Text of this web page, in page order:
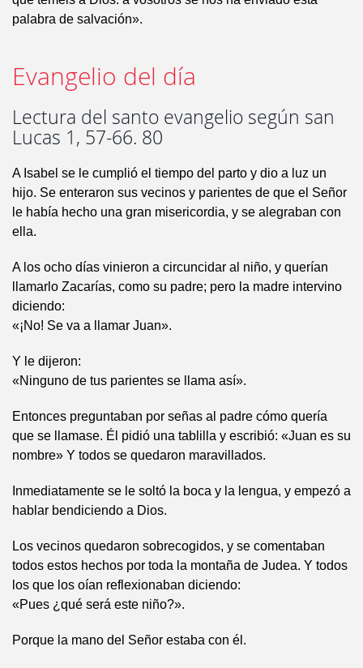
palabra de salvación».
Evangelio del día
Lectura del santo evangelio según san
Lucas 1, 57-66. 80
A Isabel se le cumplió el tiempo del parto y dio a luz un
hijo. Se enteraron sus vecinos y parientes de que el Señor
le había hecho una gran misericordia, y se alegraban con
ella.
A los ocho días vinieron a circuncidar al niño, y querían
llamarlo Zacarías, como su padre; pero la madre intervino
diciendo:
«¡No! Se va a llamar Juan».
Y le dijeron:
«Ninguno de tus parientes se llama así».
Entonces preguntaban por señas al padre cómo quería
que se llamase. Él pidió una tablilla y escribió: «Juan es su
nombre» Y todos se quedaron maravillados.
Inmediatamente se le soltó la boca y la lengua, y empezó a
hablar bendiciendo a Dios.
Los vecinos quedaron sobrecogidos, y se comentaban
todos estos hechos por toda la montaña de Judea. Y todos
los que los oían reflexionaban diciendo:
«Pues ¿qué será este niño?».
Porque la mano del Señor estaba con él.